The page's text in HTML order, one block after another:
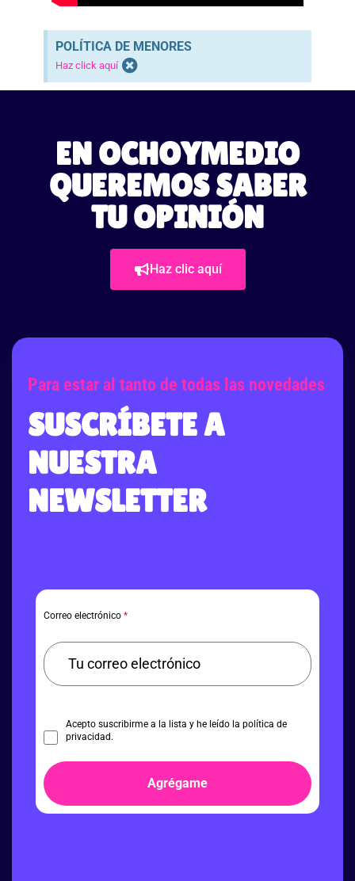
POLÍTICA DE MENORES
Haz click aquí
EN OCHOYMEDIO
QUEREMOS SABER
TU OPINIÓN
Haz clic aquí
Para estar al tanto de todas las novedades
SUSCRÍBETE A
NUESTRA
NEWSLETTER
Correo electrónico *
Acepto suscribirme a la lista y he leído la política de
privacidad.
Agrégame